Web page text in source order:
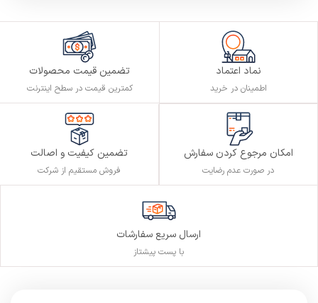
نماد اعتماد
اطمینان در خرید
تضمین قیمت محصولات
کمترین قیمت در سطح اینترنت
امکان مرجوع کردن سفارش
در صورت عدم رضایت
تضمین کیفیت و اصالت
فروش مستقیم از شرکت
ارسال سریع سفارشات
با پست پیشتاز